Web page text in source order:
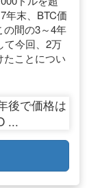
年末、BTC価
の間の3～4年
て今回、2万
たことについ